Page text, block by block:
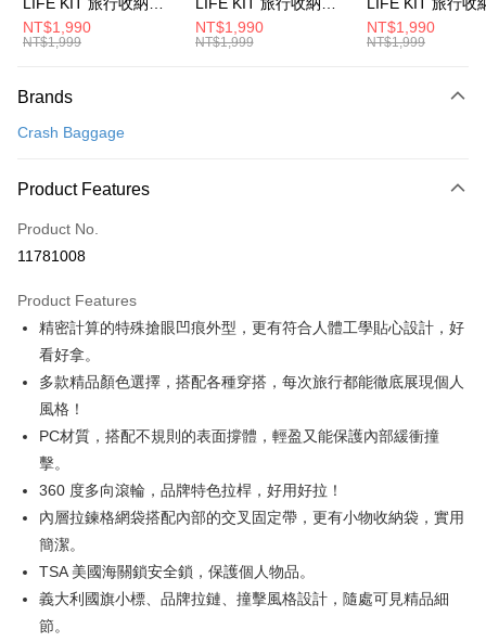
Taiwan Business Bank
Taichung Commercial Bank
HSBC Bank (Taiwan) Limited
E.SUN Commercial Bank
Taishin International Bank
Taiwan Business Bank
Taichung Commercial Bank
Union Bank of Taiwan
E.SUN Commercial Bank
Taiwan Rakuten Card, Inc.
JKOPAY
宅配
NT$100/order | Free shipping on orders of NT$999 or more
軍綠
NT$1,990
NT$1,999
經典黃
NT$1,990
NT$1,999
經典黑
NT$1,990
NT$1,999
Brands
Crash Baggage
Product Features
Product No.
11781008
Product Features
精密計算的特殊搶眼凹痕外型，更有符合人體工學貼心設計，好
看好拿。
多款精品顏色選擇，搭配各種穿搭，每次旅行都能徹底展現個人
風格！
PC材質，搭配不規則的表面撐體，輕盈又能保護內部緩衝撞
擊。
360 度多向滾輪，品牌特色拉桿，好用好拉！
內層拉鍊格網袋搭配內部的交叉固定帶，更有小物收納袋，實用
簡潔。
TSA 美國海關鎖安全鎖，保護個人物品。
義大利國旗小標、品牌拉鏈、撞擊風格設計，隨處可見精品細
節。